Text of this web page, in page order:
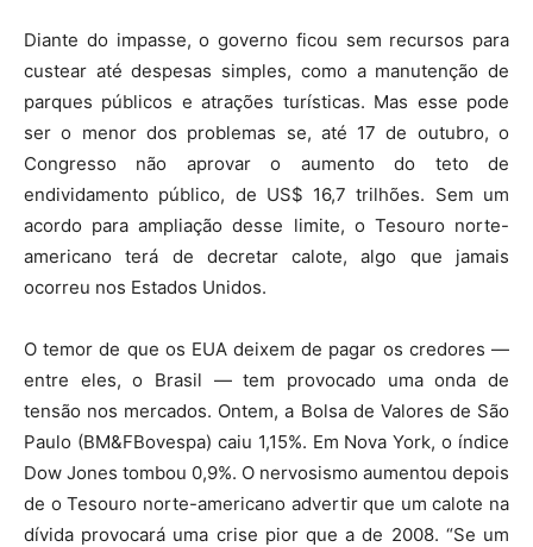
Diante do impasse, o governo ficou sem recursos para
custear até despesas simples, como a manutenção de
parques públicos e atrações turísticas. Mas esse pode
ser o menor dos problemas se, até 17 de outubro, o
Congresso não aprovar o aumento do teto de
endividamento público, de US$ 16,7 trilhões. Sem um
acordo para ampliação desse limite, o Tesouro norte-
americano terá de decretar calote, algo que jamais
ocorreu nos Estados Unidos.
O temor de que os EUA deixem de pagar os credores —
entre eles, o Brasil — tem provocado uma onda de
tensão nos mercados. Ontem, a Bolsa de Valores de São
Paulo (BM&FBovespa) caiu 1,15%. Em Nova York, o índice
Dow Jones tombou 0,9%. O nervosismo aumentou depois
de o Tesouro norte-americano advertir que um calote na
dívida provocará uma crise pior que a de 2008. “Se um